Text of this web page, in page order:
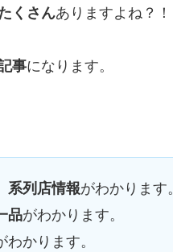
くさんありますよね？！
事になります。
系列店情報がわかります。
品がわかります。
わかります。